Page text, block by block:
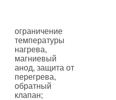
ограничение
температуры
нагрева,
магниевый
анод, защита от
перегрева,
обратный
клапан;